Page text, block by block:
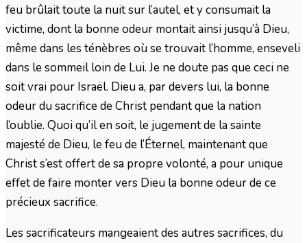
feu brûlait toute la nuit sur l’autel, et y consumait la
victime, dont la bonne odeur montait ainsi jusqu’à Dieu,
même dans les ténèbres où se trouvait l’homme, enseveli
dans le sommeil loin de Lui. Je ne doute pas que ceci ne
soit vrai pour Israël. Dieu a, par devers lui, la bonne
odeur du sacrifice de Christ pendant que la nation
l’oublie. Quoi qu’il en soit, le jugement de la sainte
majesté de Dieu, le feu de l’Éternel, maintenant que
Christ s’est offert de sa propre volonté, a pour unique
effet de faire monter vers Dieu la bonne odeur de ce
précieux sacrifice.
Les sacrificateurs mangeaient des autres sacrifices, du